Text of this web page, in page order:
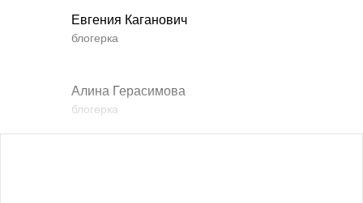
Евгения Каганович
блогерка
Алина Герасимова
блогерка